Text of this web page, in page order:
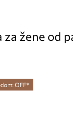
za žene od
OFF*